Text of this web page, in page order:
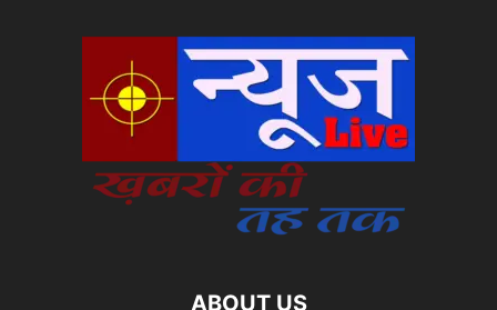
ABOUT US